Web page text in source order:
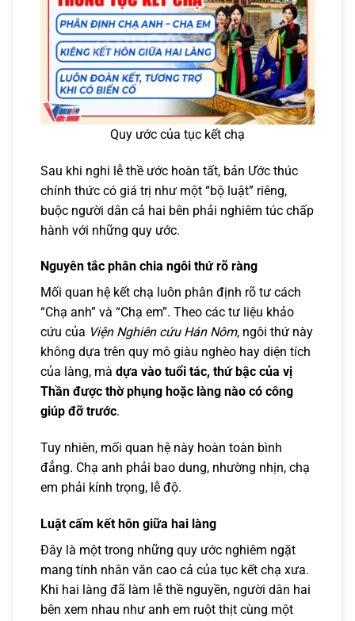
Quy ước của tục kết chạ
Sau khi nghi lễ thề ước hoàn tất, bản Ước thúc
chính thức có giá trị như một “bộ luật” riêng,
buộc người dân cả hai bên phải nghiêm túc chấp
hành với những quy ước.
Nguyên tắc phân chia ngôi thứ rõ ràng
Mối quan hệ kết chạ luôn phân định rõ tư cách
“Chạ anh” và “Chạ em”. Theo các tư liệu khảo
cứu của Viện Nghiên cứu Hán Nôm, ngôi thứ này
không dựa trên quy mô giàu nghèo hay diện tích
của làng, mà dựa vào tuổi tác, thứ bậc của vị
Thần được thờ phụng hoặc làng nào có công
giúp đỡ trước.
Tuy nhiên, mối quan hệ này hoàn toàn bình
đẳng. Chạ anh phải bao dung, nhường nhịn, chạ
em phải kính trọng, lễ độ.
Luật cấm kết hôn giữa hai làng
Đây là một trong những quy ước nghiêm ngặt
mang tính nhân văn cao cả của tục kết chạ xưa.
Khi hai làng đã làm lễ thề nguyền, người dân hai
bên xem nhau như anh em ruột thịt cùng một